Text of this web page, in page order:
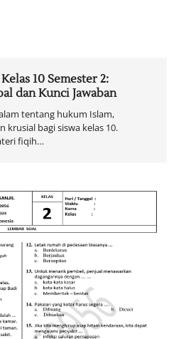
10 Semester 2:
dan Kunci Jawaban
tentang hukum Islam,
krusial bagi siswa kelas 10.
fiqih…